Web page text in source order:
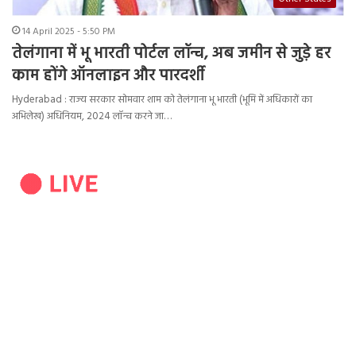
14 April 2025 - 5:50 PM
तेलंगाना में भू भारती पोर्टल लॉन्च, अब जमीन से जुड़े हर
काम होंगे ऑनलाइन और पारदर्शी
Hyderabad : राज्य सरकार सोमवार शाम को तेलंगाना भू भारती (भूमि में अधिकारों का
अभिलेख) अधिनियम, 2024 लॉन्च करने जा…